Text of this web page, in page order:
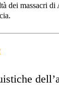
dei massacri